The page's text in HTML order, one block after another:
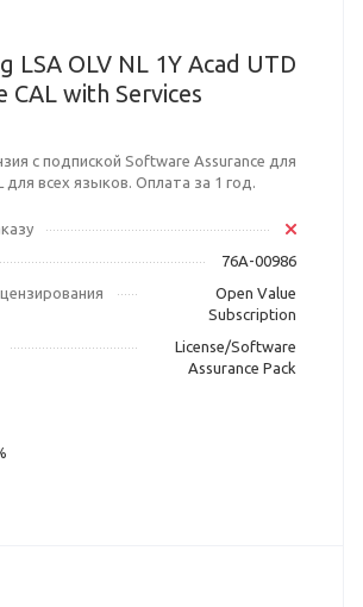
LSA OLV NL 1Y Acad UTD
CAL with Services
с подпиской Software Assurance для
для всех языков. Оплата за 1 год.
76A-00986
Open Value
Subscription
License/Software
Assurance Pack